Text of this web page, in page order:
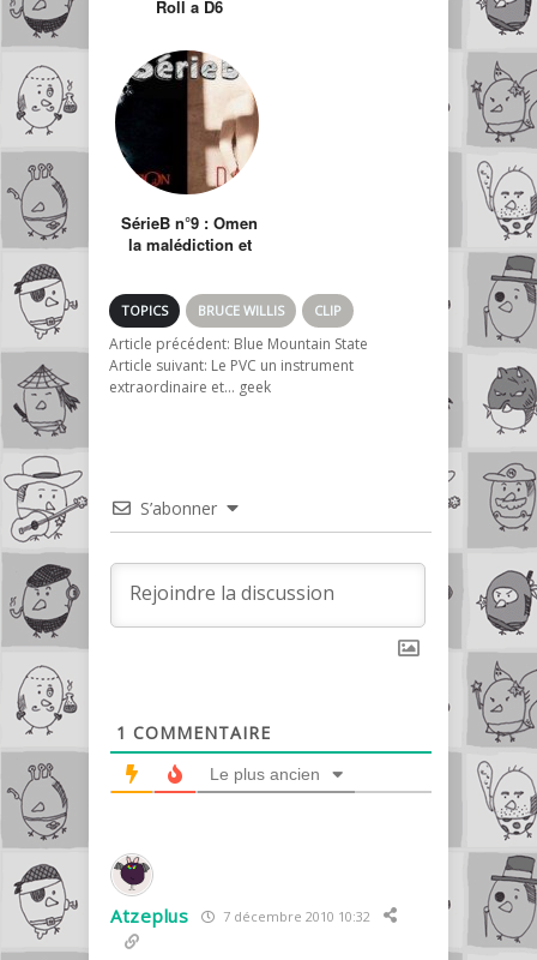
Roll a D6
SérieB n°9 : Omen
la malédiction et
TOPICS BRUCE WILLIS CLIP
Article précédent: Blue Mountain State
Article suivant: Le PVC un instrument
extraordinaire et… geek
S’abonner
1 COMMENTAIRE
Le plus ancien
Atzeplus 7 décembre 2010 10:32